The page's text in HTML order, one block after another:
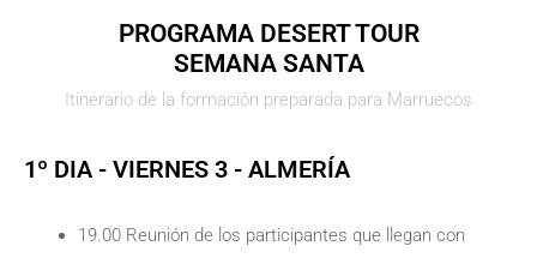
PROGRAMA DESERT TOUR
SEMANA SANTA
Itinerario de la formación preparada para Marruecos
1º DIA - VIERNES 3 - ALMERÍA
19.00 Reunión de los participantes que llegan con